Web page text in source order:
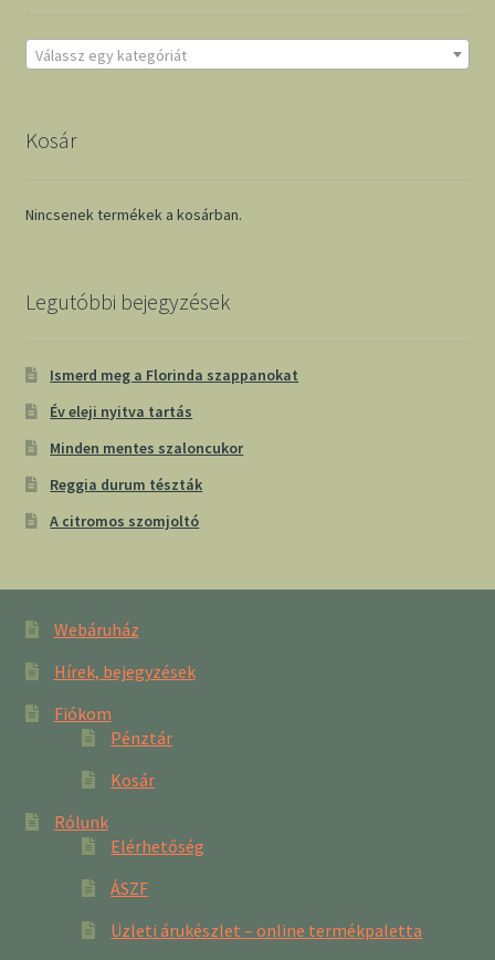
Válassz egy kategóriát
Kosár
Nincsenek termékek a kosárban.
Legutóbbi bejegyzések
Ismerd meg a Florinda szappanokat
Év eleji nyitva tartás
Minden mentes szaloncukor
Reggia durum tészták
A citromos szomjoltó
Webáruház
Hírek, bejegyzések
Fiókom
Pénztár
Kosár
Rólunk
Elérhetőség
ÁSZF
Üzleti árukészlet – online termékpaletta